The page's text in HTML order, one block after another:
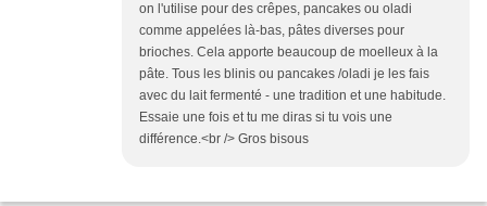
on l'utilise pour des crêpes, pancakes ou oladi
comme appelées là-bas, pâtes diverses pour
brioches. Cela apporte beaucoup de moelleux à la
pâte. Tous les blinis ou pancakes /oladi je les fais
avec du lait fermenté - une tradition et une habitude.
Essaie une fois et tu me diras si tu vois une
différence.<br /> Gros bisous